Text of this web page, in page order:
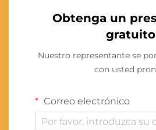
Obtenga un
gratuito
Nuestro representante se
con usted
Correo electrónico